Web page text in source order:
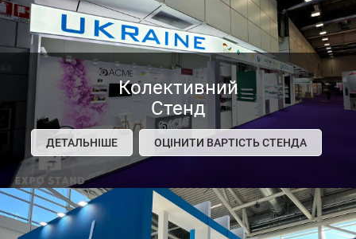
Колективний
Стенд
ДЕТАЛЬНІШЕ ОЦІНИТИ ВАРТІСТЬ СТЕНДА